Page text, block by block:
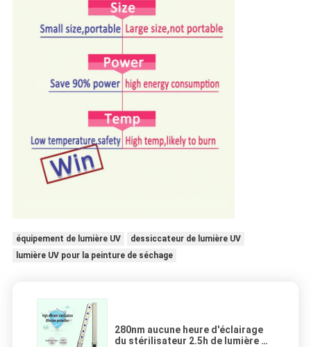
équipement de lumière UV
dessiccateur de lumière UV
lumière UV pour la peinture de séchage
280nm aucune heure d'éclairage
du stérilisateur 2.5h de lumière UV